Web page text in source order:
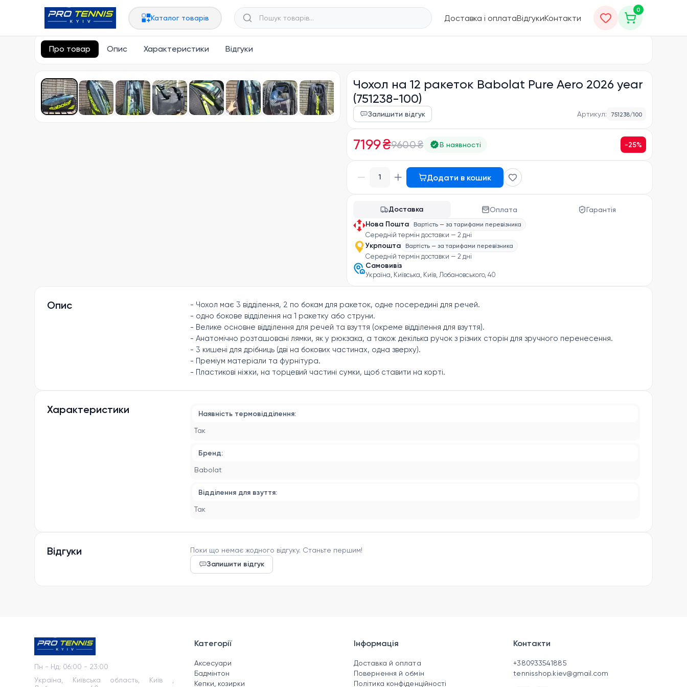
Каталог товарів Доставка і оплатаВідгукиКонтакти
0
Головна Сумки, рюкзаки Чохли на 12 + ракеток
Про товар Опис Характеристики Відгуки
Чохол на 12 ракеток Babolat Pure Aero 2026 year
(751238-100)
Залишити відгук Артикул: 751238/100
7199 ₴9600 ₴ В наявності -25%
1 Додати в кошик
Доставка Оплата Гарантія
Нова Пошта Вартість — за тарифами перевізника
Середній термін доставки — 2 дні
Укрпошта Вартість — за тарифами перевізника
Середній термін доставки — 2 дні
Самовивіз
Україна, Київська, Київ, Лобановського, 40
Опис
- Чохол має 3 відділення, 2 по бокам для ракеток, одне посередині для речей.
- одно бокове відділення на 1 ракетку або струни.
- Велике основне відділення для речей та взуття (окреме відділення для взуття).
- Анатомічно розташовані лямки, як у рюкзака, а також декілька ручок з різних сторін для зручного перенесення.
- 3 кишені для дрібниць (дві на бокових частинах, одна зверху).
- Преміум матеріали та фурнітура.
- Пластикові ніжки, на торцевий частині сумки, щоб ставити на корті.
Характеристики Наявність термовідділення:
Так
Бренд:
Babolat
Відділення для взуття:
Так
Відгуки Поки що немає жодного відгуку. Станьте першим!
Залишити відгук
Пн - Нд: 06:00 - 23:00
Україна, Київська область, Київ ,
Категорії
Аксесуари
Бадмінтон
Кепки, козирки
Інформація
Доставка й оплата
Повернення й обмін
Політика конфіденційності
Контакти
+380933541885
tennisshop.kiev@gmail.com